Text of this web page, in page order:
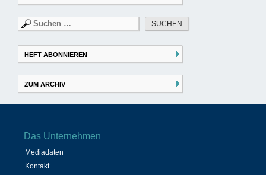
Suchen
nach:
HEFT ABONNIEREN
ZUM ARCHIV
Das Unternehmen
Mediadaten
Kontakt